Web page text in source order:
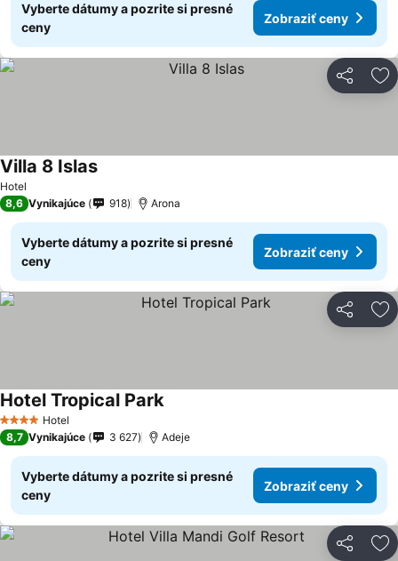
Vyberte dátumy a pozrite si presné
ceny
Zobraziť ceny
Zdieľať
Hotel
Villa 8 Islas
8,6 Vynikajúce 918 Arona
Vyberte dátumy a pozrite si presné
ceny
Zobraziť ceny
Zdieľať
4 Počet hviezdičiek
Hotel
Hotel Tropical Park
8,7 Vynikajúce 3 627 Adeje
Vyberte dátumy a pozrite si presné
ceny
Zobraziť ceny
Zdieľať